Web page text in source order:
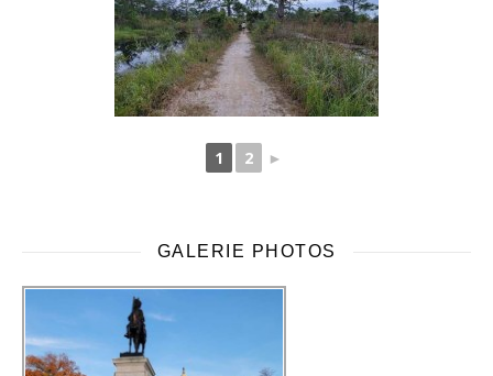
1 2 ►
GALERIE PHOTOS